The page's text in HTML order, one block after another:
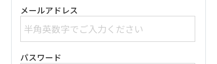
メールアドレス
パスワード